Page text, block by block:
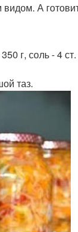
А
г, соль - 4
таз.